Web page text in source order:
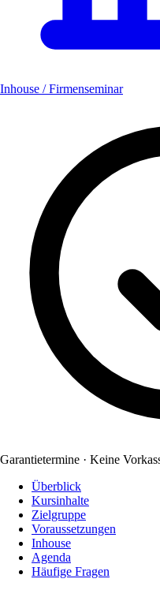
Inhouse / Firmenseminar
Garantietermine · Keine
Überblick
Kursinhalte
Zielgruppe
Voraussetzungen
Inhouse
Agenda
Häufige Fragen